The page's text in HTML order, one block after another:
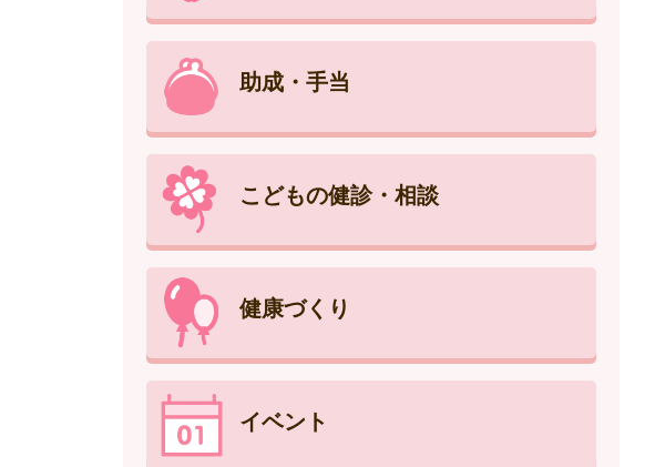
助成・手当
こどもの健診・相談
健康づくり
イベント